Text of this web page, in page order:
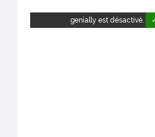
genially est désactivé.